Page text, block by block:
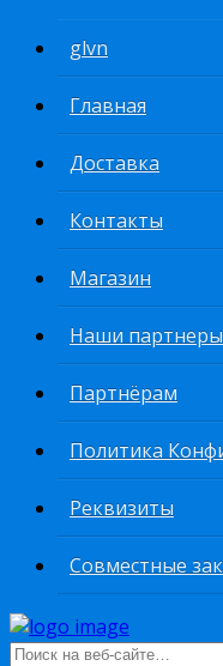
glvn
Главная
Доставка
Контакты
Магазин
Наши партнеры
Партнёрам
Политика
Реквизиты
Совместные